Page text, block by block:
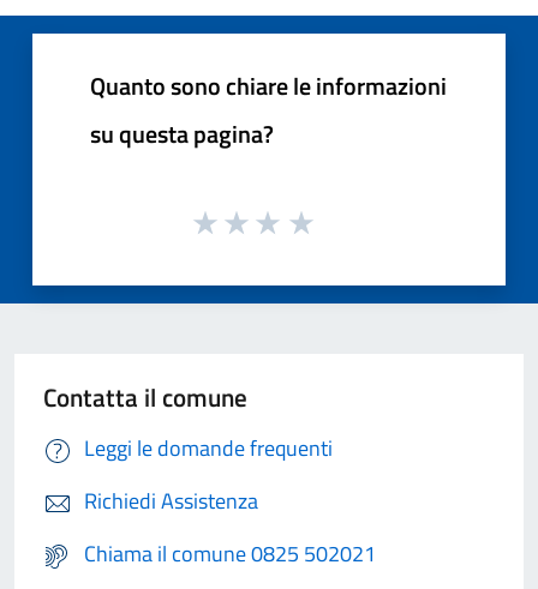
Quanto sono chiare le informazioni
su questa pagina?
Contatta il comune
Leggi le domande frequenti
Richiedi Assistenza
Chiama il comune 0825 502021